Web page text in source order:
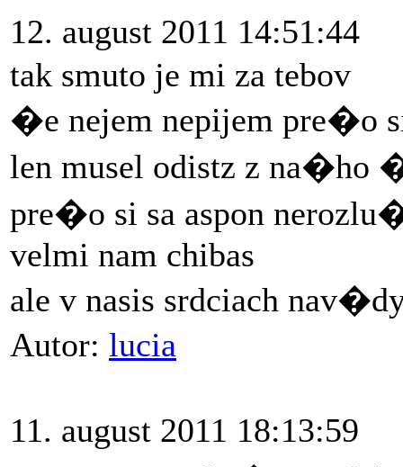
12. august 2011 14:51:44
tak smuto je mi za tebov
�e nejem nepijem pre�o
len musel odistz z na�ho
pre�o si sa aspon
velmi nam chibas
ale v nasis srdciach
Autor: lucia
11. august 2011 18:13:59